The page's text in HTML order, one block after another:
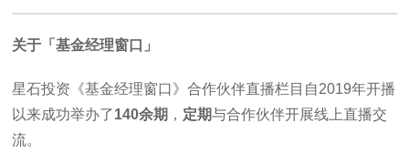
关于「基金经理窗口」
星石投资《基金经理窗口》合作伙伴直播栏目自2019年开播
以来成功举办了140余期 ， 定期与合作伙伴开展线上直播交
流。